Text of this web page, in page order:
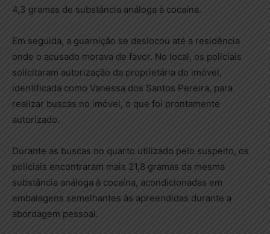
4,3 gramas de substância análoga à cocaína.
Em seguida, a guarnição se deslocou até a residência
onde o acusado morava de favor. No local, os policiais
solicitaram autorização da proprietária do imóvel,
identificada como Vanessa dos Santos Pereira, para
realizar buscas no imóvel, o que foi prontamente
autorizado.
Durante as buscas no quarto utilizado pelo suspeito, os
policiais encontraram mais 21,8 gramas da mesma
substância análoga à cocaína, acondicionadas em
embalagens semelhantes às apreendidas durante a
abordagem pessoal.